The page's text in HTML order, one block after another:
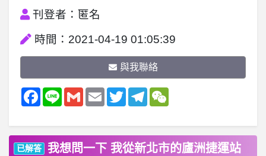
刊登者：匿名
時間：2021-04-19 01:05:39
與我聯絡
Facebook
Line GmailEmail TwitterTelegramWeChat
已解答
我想問一下 我從新北市的廬洲捷運站